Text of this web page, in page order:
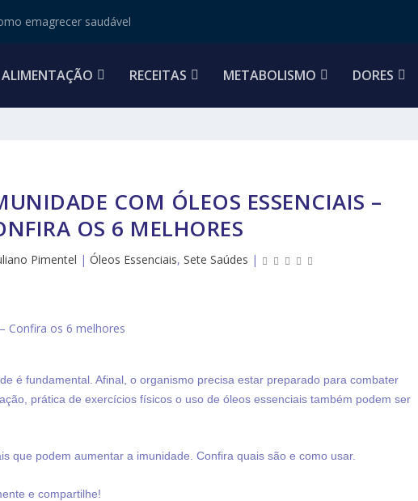
emagrecer saudável
ALIMENTAÇÃO RECEITAS METABOLISMO DORES
COM ÓLEOS ESSENCIAIS –
OS 6 MELHORES
Pimentel | Óleos Essenciais, Sete Saúdes |
é fundamental. Afinal, o organismo precisa estar preparado para combater
prática de exercícios físicos o uso de óleos essenciais também podem ser
que podem aumentar a imunidade. Confira quais são e como usar.
e compartilhe!